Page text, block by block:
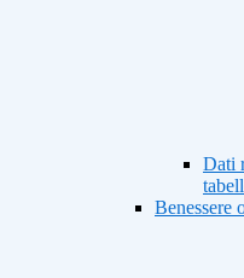
Dati
Benessere